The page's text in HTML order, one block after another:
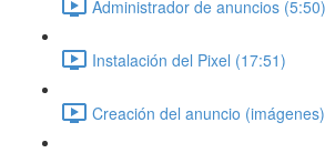
Administrador de anuncios (5:50)
Instalación del Pixel (17:51)
Creación del anuncio